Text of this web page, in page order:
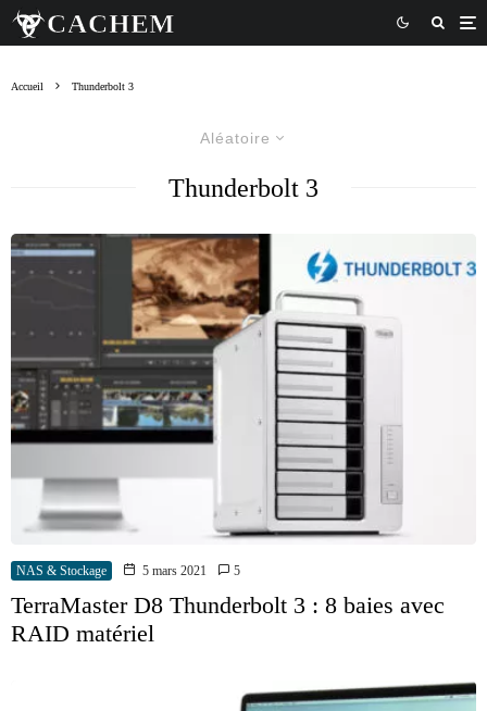
Accueil Thunderbolt 3
Aléatoire
Thunderbolt 3
NAS & Stockage 5 mars 2021 5
TerraMaster D8 Thunderbolt 3 : 8 baies avec
RAID matériel